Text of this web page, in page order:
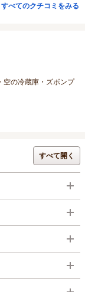
すべてのクチコミをみる
空の冷蔵庫・ズボンプ
すべて開く